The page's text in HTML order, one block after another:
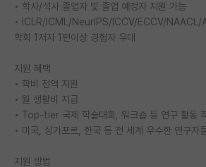
특수/전문대학원 게시판
장학금/장학생 게시판
학술 정보 게시판
홍보 게시판
커리어
• 학사/석사 졸업자 및 졸업 예정자 지원 가능
• ICLR/ICML/NeurIPS/ICCV/ECCV/NAACL/
학회 1저자 1편이상 경험자 우대
지원 혜택
• 학비 전액 지원
• 월 생활비 지급
• Top-tier 국제 학술대회, 워크숍 등 연구 활동
• 미국, 싱가포르, 한국 등 전 세계 우수한 연구자
지원 방법